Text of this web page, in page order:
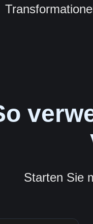
Starten Sie